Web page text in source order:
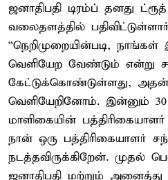
ஜனாதிபதி டிரம்ப் தனது
வலைதளத்தில்
“நெறிமுறையின்படி,
வெளியேற வேண்டும் என்று
கேட்டுக்கொண்டுள்ளது,
வெளியேறினோம். இன்னும்
மாளிகையின் பத்திரிகையாளர்
நான் ஒரு பத்திரிகையாளர்
நடத்தவிருக்கிறேன். முதல்
ஜனாதிபதி மற்றும்